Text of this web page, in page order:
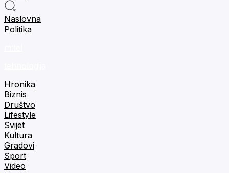
Naslovna
Politika
Hronika
Biznis
Društvo
Lifestyle
Svijet
Kultura
Gradovi
Sport
Video